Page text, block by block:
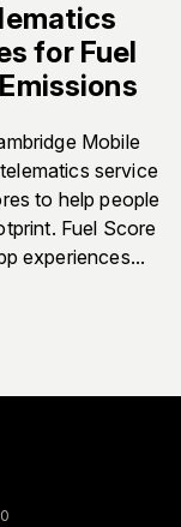
for Fuel
Mobile
service
to help people
Fuel Score
experiences...